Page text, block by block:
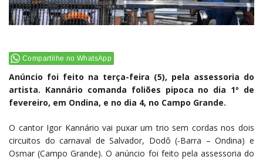
Compartilhe no WhatsApp
Anúncio foi feito na terça-feira (5), pela assessoria do
artista. Kannário comanda foliões pipoca no dia 1º de
fevereiro, em Ondina, e no dia 4, no Campo Grande.
O cantor Igor Kannário vai puxar um trio sem cordas nos dois
circuitos do carnaval de Salvador, Dodô (-Barra – Ondina) e
Osmar (Campo Grande). O anúncio foi feito pela assessoria do